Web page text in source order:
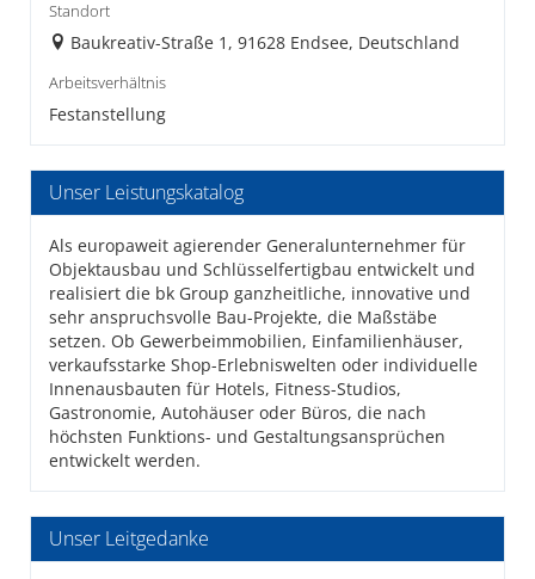
Standort
Baukreativ-Straße 1, 91628 Endsee, Deutschland
Arbeitsverhältnis
Festanstellung
Unser Leistungskatalog
Als europaweit agierender Generalunternehmer für
Objektausbau und Schlüsselfertigbau entwickelt und
realisiert die bk Group ganzheitliche, innovative und
sehr anspruchsvolle Bau-Projekte, die Maßstäbe
setzen. Ob Gewerbeimmobilien, Einfamilienhäuser,
verkaufsstarke Shop-Erlebniswelten oder individuelle
Innenausbauten für Hotels, Fitness-Studios,
Gastronomie, Autohäuser oder Büros, die nach
höchsten Funktions- und Gestaltungsansprüchen
entwickelt werden.
Unser Leitgedanke